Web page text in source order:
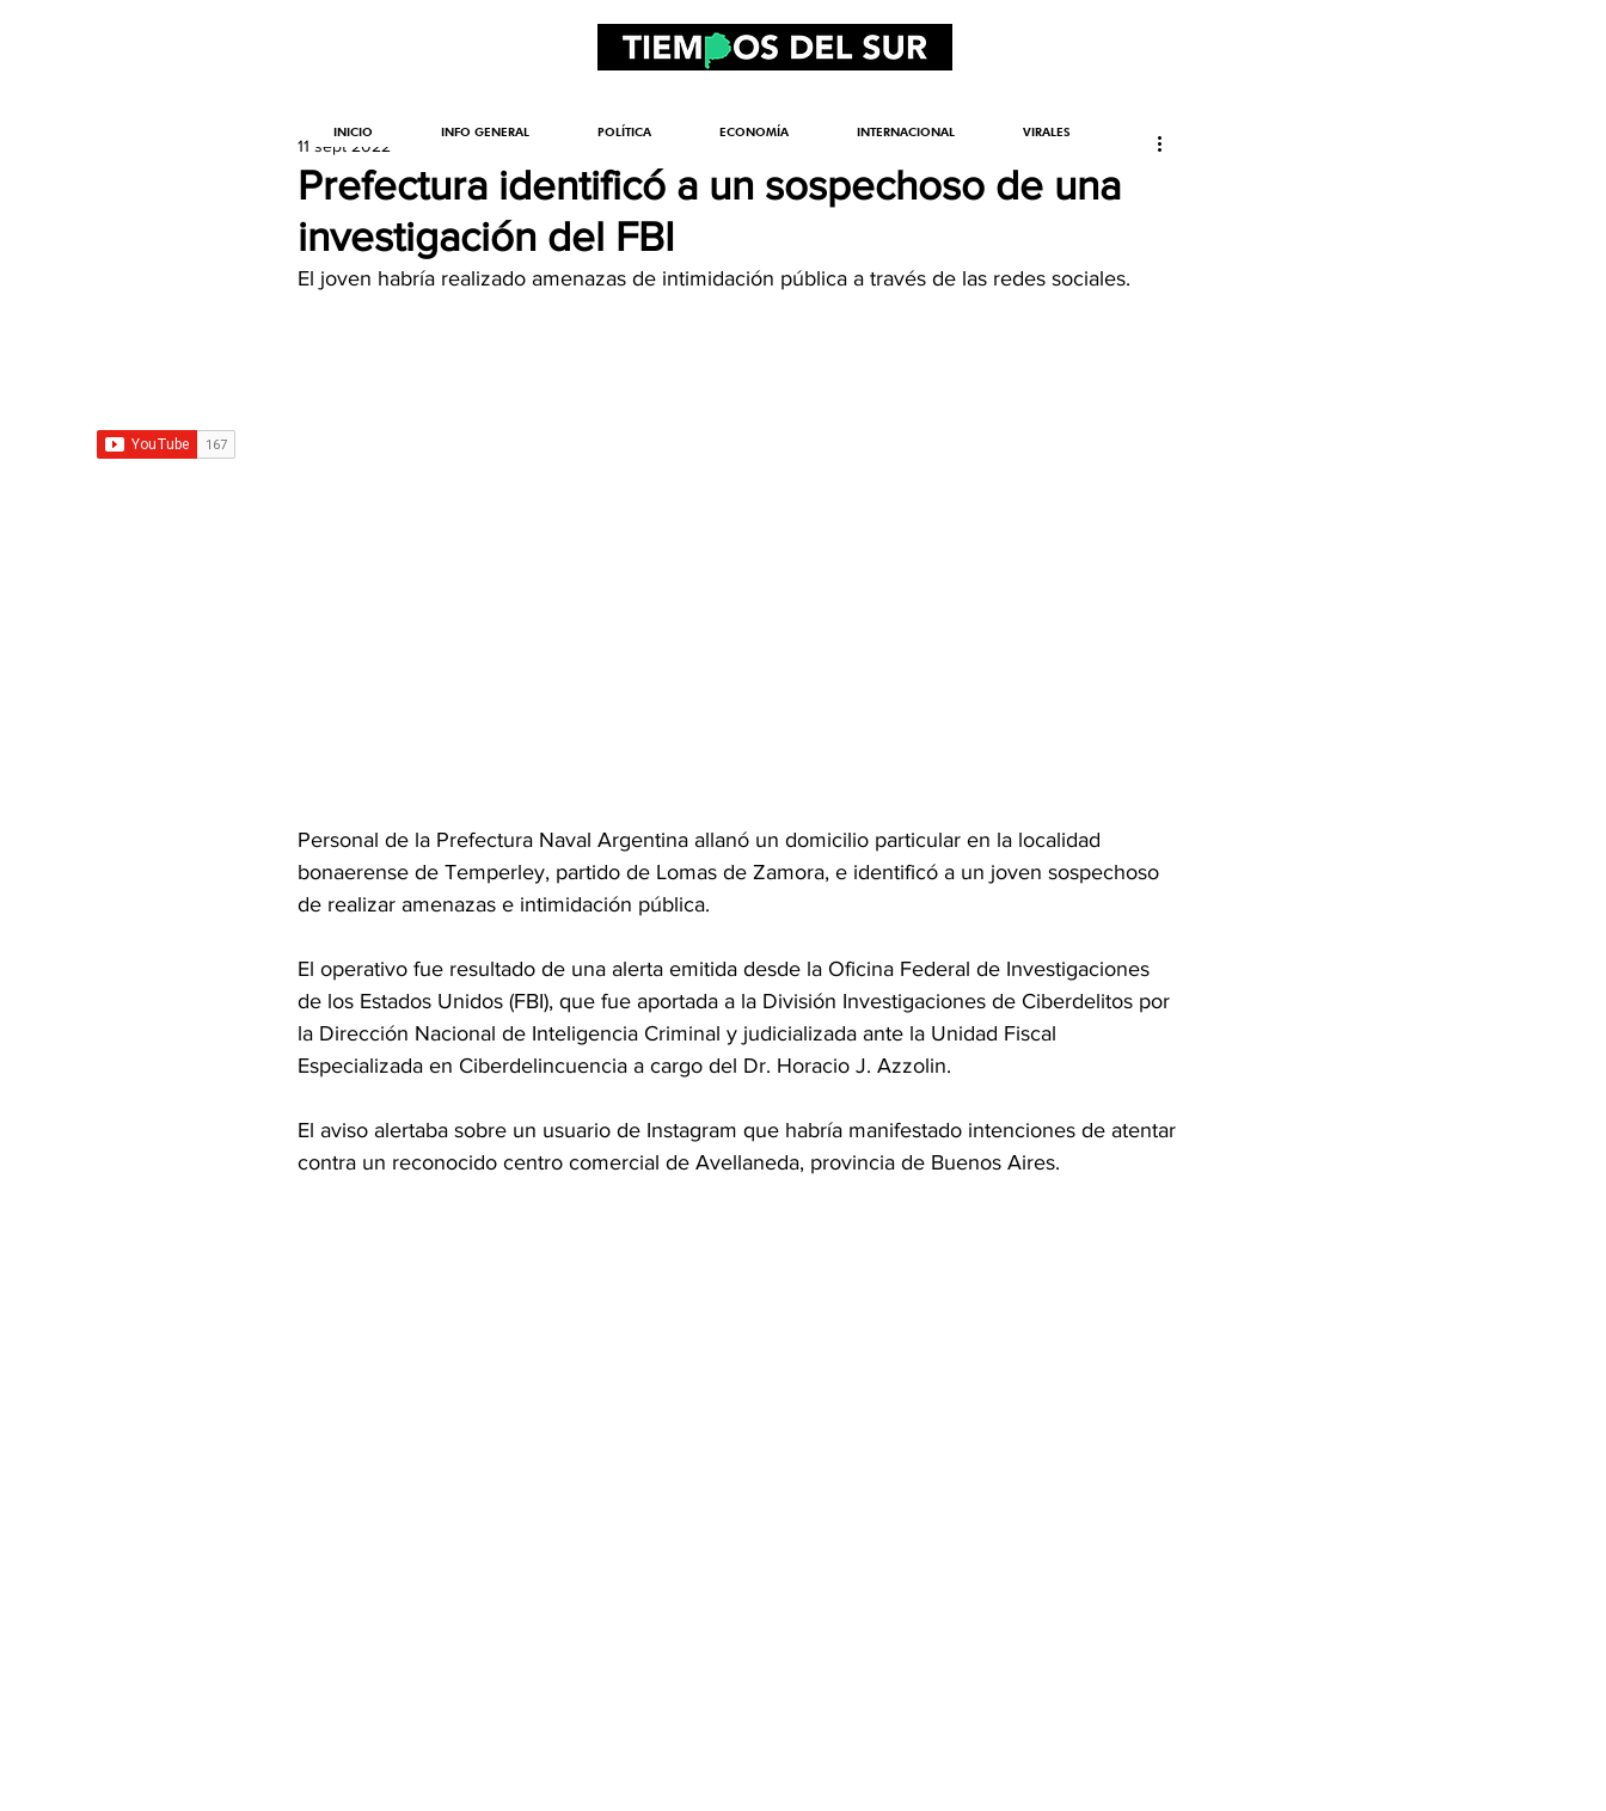
Prefectura identificó a un sospechoso de una
investigación del FBI
11 sept 2022
El joven habría realizado amenazas de intimidación pública a través de las redes sociales.
Personal de la Prefectura Naval Argentina allanó un domicilio particular en la localidad
bonaerense de Temperley, partido de Lomas de Zamora, e identificó a un joven sospechoso
de realizar amenazas e intimidación pública.
El operativo fue resultado de una alerta emitida desde la Oficina Federal de Investigaciones
de los Estados Unidos (FBI), que fue aportada a la División Investigaciones de Ciberdelitos por
la Dirección Nacional de Inteligencia Criminal y judicializada ante la Unidad Fiscal
Especializada en Ciberdelincuencia a cargo del Dr. Horacio J. Azzolin.
El aviso alertaba sobre un usuario de Instagram que habría manifestado intenciones de atentar
contra un reconocido centro comercial de Avellaneda, provincia de Buenos Aires.
INICIO INFO GENERAL POLÍTICA ECONOMÍA INTERNACIONAL VIRALES